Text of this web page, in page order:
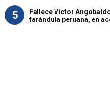
5
Fallece Víctor
farándula peruana, en